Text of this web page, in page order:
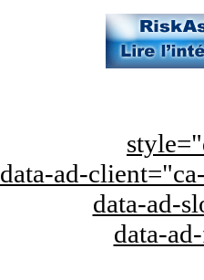
data-ad-
data-ad-
data-